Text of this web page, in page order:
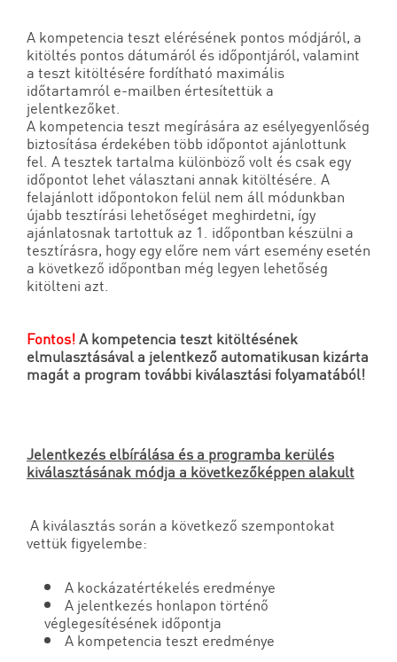
A kompetencia teszt elérésének pontos módjáról, a
kitöltés pontos dátumáról és időpontjáról, valamint
a teszt kitöltésére fordítható maximális
időtartamról e-mailben értesítettük a
jelentkezőket.
A kompetencia teszt megírására az esélyegyenlőség
biztosítása érdekében több időpontot ajánlottunk
fel. A tesztek tartalma különböző volt és csak egy
időpontot lehet választani annak kitöltésére. A
felajánlott időpontokon felül nem áll módunkban
újabb tesztírási lehetőséget meghirdetni, így
ajánlatosnak tartottuk az 1. időpontban készülni a
tesztírásra, hogy egy előre nem várt esemény esetén
a következő időpontban még legyen lehetőség
kitölteni azt.
Fontos!A kompetencia teszt kitöltésének
elmulasztásávala jelentkezőautomatikusan kizárta
magát a program további kiválasztási folyamatából!
Jelentkezés elbírálása és a programba kerülés
kiválasztásának módja a következőképpen alakult
A kiválasztás során a következő szempontokat
vettük figyelembe:
A kockázatértékelés eredménye
A jelentkezés honlapon történő
véglegesítésének időpontja
A kompetencia teszt eredménye